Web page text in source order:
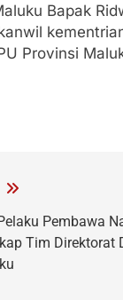
Bapak
Provinsi
Pembawa
Tim Direktorat